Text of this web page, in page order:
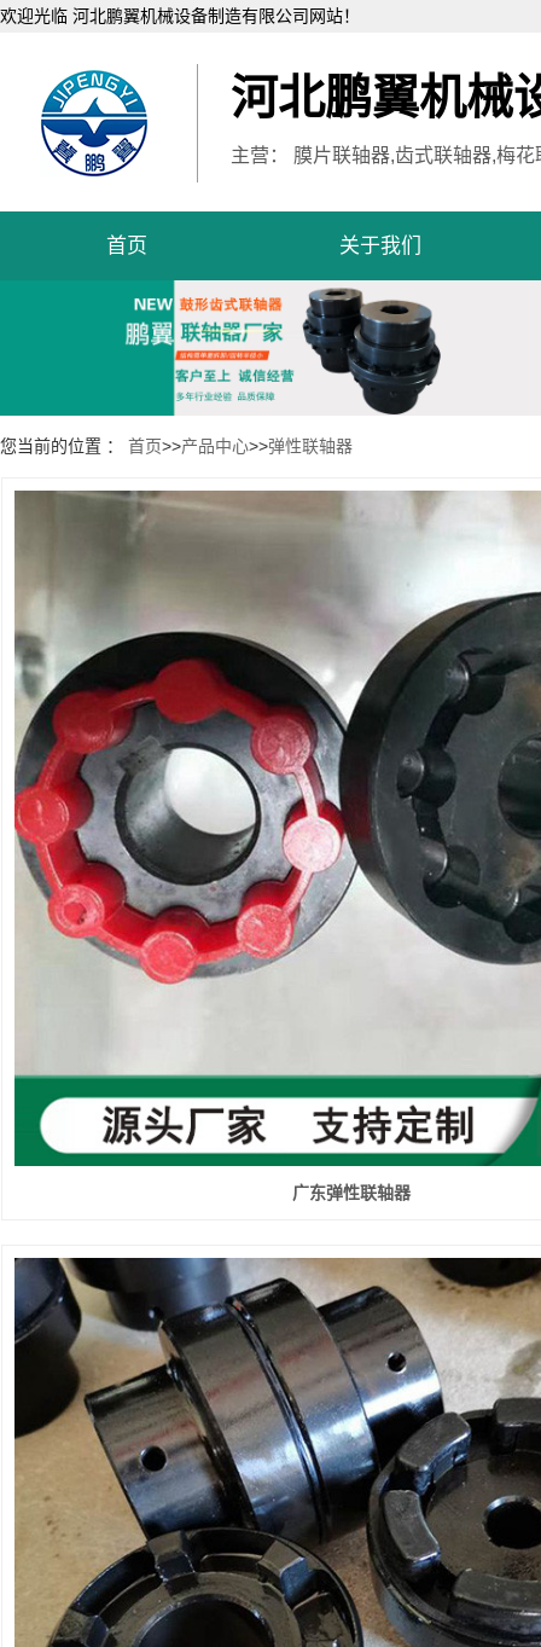
欢迎光临 河北鹏翼机械设备制造有限公司网站！
河北鹏翼机械
主营： 膜片联轴器,齿式联轴器,梅
首页 关于我们
您当前的位置 ： 首页>>产品中心>>弹性联轴器
广东弹性联轴器